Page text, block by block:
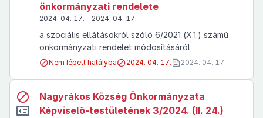
önkormányzati rendelete
2024. 04. 17. – 2024. 04. 17.
a szociális ellátásokról szóló 6/2021 (X.1.) számú
önkormányzati rendelet módosításáról
Nem lépett hatályba 2024. 04. 17. 2024. 04. 17.
Nagyrákos Község Önkormányzata
Képviselő-testületének 3/2024. (II. 24.)